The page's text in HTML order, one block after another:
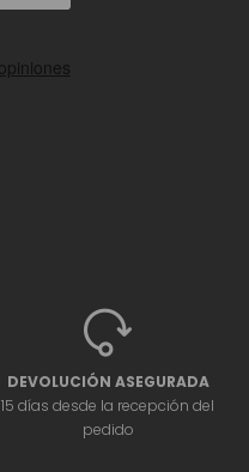
DEVOLUCIÓN ASEGURADA
15 días desde la recepción del
pedido